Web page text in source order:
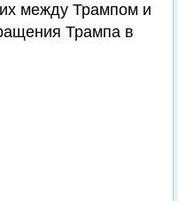
между Трампом и
Трампа в